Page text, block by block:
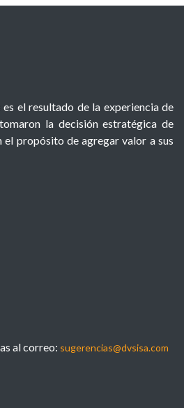
el resultado de la experiencia de
la decisión estratégica de
el propósito de agregar valor a sus
al correo: sugerencias@dvsisa.com